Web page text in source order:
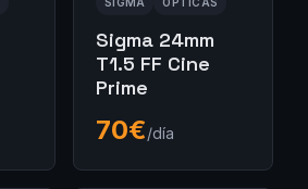
Sigma 24mm
T1.5 FF Cine
Prime
70€/día